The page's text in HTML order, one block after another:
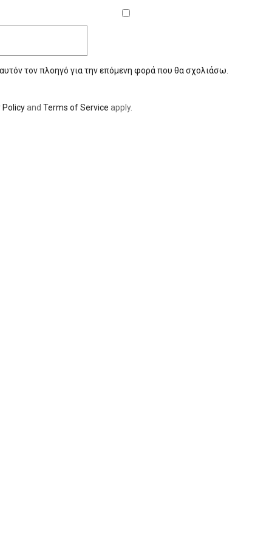
τον πλοηγό για την επόμενη φορά που θα σχολιάσω.
Policyand Terms of Service apply.